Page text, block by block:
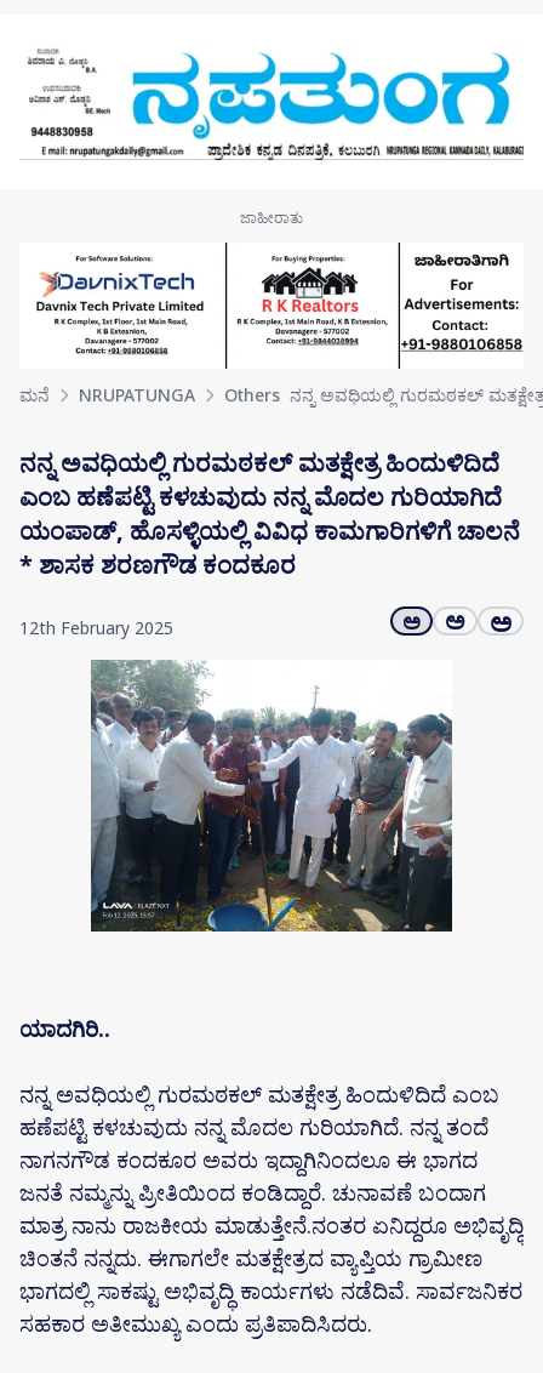
ಮನೆ NRUPATUNGA Others ನನ್ನ ಅವಧಿಯಲ್ಲಿ ಗುರಮಠಕಲ್
ನನ್ನ ಅವಧಿಯಲ್ಲಿ ಗುರಮಠಕಲ್ ಮತಕ್ಷೇತ್ರ ಹಿಂದುಳಿದಿದೆ
ಎಂಬ ಹಣೆಪಟ್ಟಿ ಕಳಚುವುದು ನನ್ನ ಮೊದಲ ಗುರಿಯಾಗಿದೆ
ಯಂಪಾಡ್, ಹೊಸಳ್ಳಿಯಲ್ಲಿ ವಿವಿಧ ಕಾಮಗಾರಿಗಳಿಗೆ ಚಾಲನೆ
* ಶಾಸಕ ಶರಣಗೌಡ ಕಂದಕೂರ
12th February 2025 ಅ ಅ ಅ
ಯಾದಗಿರಿ..
ನನ್ನ ಅವಧಿಯಲ್ಲಿ ಗುರಮಠಕಲ್ ಮತಕ್ಷೇತ್ರ ಹಿಂದುಳಿದಿದೆ ಎಂಬ
ಹಣೆಪಟ್ಟಿ ಕಳಚುವುದು ನನ್ನ ಮೊದಲ ಗುರಿಯಾಗಿದೆ. ನನ್ನ ತಂದೆ
ನಾಗನಗೌಡ ಕಂದಕೂರ ಅವರು ಇದ್ದಾಗಿನಿಂದಲೂ ಈ ಭಾಗದ
ಜನತೆ ನಮ್ಮನ್ನು ಪ್ರೀತಿಯಿಂದ ಕಂಡಿದ್ದಾರೆ. ಚುನಾವಣೆ ಬಂದಾಗ
ಮಾತ್ರ ನಾನು ರಾಜಕೀಯ ಮಾಡುತ್ತೇನೆ.ನಂತರ ಏನಿದ್ದರೂ ಅಭಿವೃದ್ಧಿ
ಚಿಂತನೆ ನನ್ನದು. ಈಗಾಗಲೇ ಮತಕ್ಷೇತ್ರದ ವ್ಯಾಪ್ತಿಯ ಗ್ರಾಮೀಣ
ಭಾಗದಲ್ಲಿ ಸಾಕಷ್ಟು ಅಭಿವೃದ್ಧಿ ಕಾರ್ಯಗಳು ನಡೆದಿವೆ. ಸಾರ್ವಜನಿಕರ
ಸಹಕಾರ ಅತೀಮುಖ್ಯ ಎಂದು ಪ್ರತಿಪಾದಿಸಿದರು.